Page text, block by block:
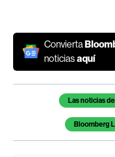
Convierta
noticiasaquí
Temas de esteLas noticias
Bloomberg